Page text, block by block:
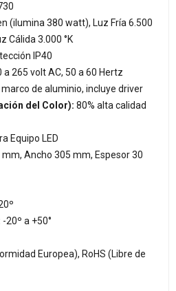
(ilumina 380 watt), Luz Fría 6.500
Cálida 3.000 °K
IP40
a 265 volt AC, 50 a 60 Hertz
de aluminio, incluye driver
del Color): 80% alta calidad
Equipo LED
mm, Ancho 305 mm, Espesor 30
-20º a +50°
Europea), RoHS (Libre de